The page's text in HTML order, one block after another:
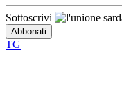
Sottoscrivi
TG